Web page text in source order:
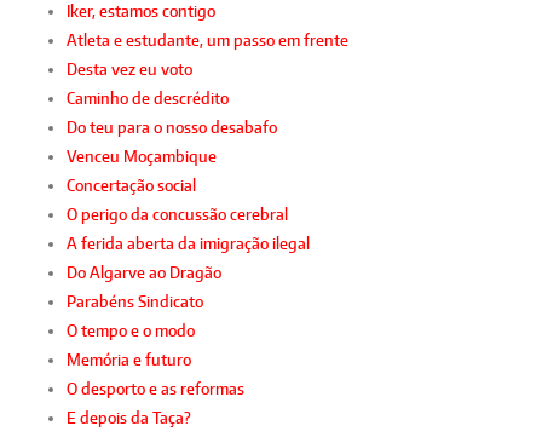
Iker, estamos contigo
Atleta e estudante, um passo em frente
Desta vez eu voto
Caminho de descrédito
Do teu para o nosso desabafo
Venceu Moçambique
Concertação social
O perigo da concussão cerebral
A ferida aberta da imigração ilegal
Do Algarve ao Dragão
Parabéns Sindicato
O tempo e o modo
Memória e futuro
O desporto e as reformas
E depois da Taça?